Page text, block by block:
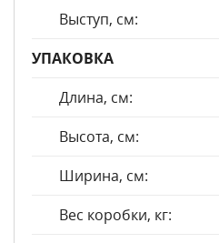
Выступ, см:
УПАКОВКА
Длина, см:
Высота, см:
Ширина, см:
Вес коробки, кг: